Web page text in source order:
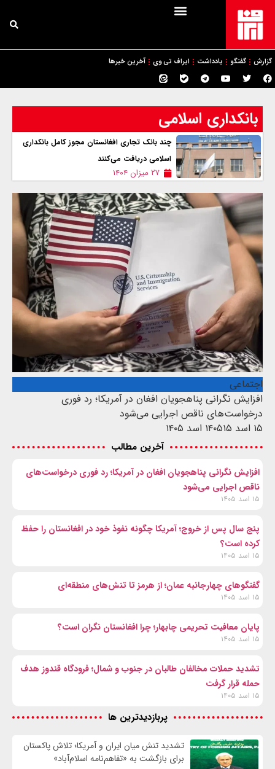
گزارش گفتگو یادداشت ایراف تی وی آخرین خبرها
بانکداری اسلامی
چند بانک تجاری افغانستان مجوز کامل بانکداری
اسلامی دریافت می‌کنند
۲۷ میزان ۱۴۰۴
اجتماعی
افزایش نگرانی پناهجویان افغان در آمریکا؛ رد فوری
درخواست‌های ناقص اجرایی می‌شود
۱۵ اسد ۱۴۰۵
۱۵ اسد ۱۴۰۵
آخرین مطالب
افزایش نگرانی پناهجویان افغان در آمریکا؛ رد فوری درخواست‌های
ناقص اجرایی می‌شود
۱۵ اسد ۱۴۰۵
پنج سال پس از خروج؛ آمریکا چگونه نفوذ خود در افغانستان را حفظ
کرده است؟
۱۵ اسد ۱۴۰۵
گفتگوهای چهارجانبه عمان؛ از هرمز تا تنش‌های منطقه‌ای
۱۵ اسد ۱۴۰۵
پایان معافیت تحریمی‌ چابهار؛ چرا افغانستان نگران است؟
۱۵ اسد ۱۴۰۵
تشدید حملات مخالفان طالبان در جنوب و شمال؛ فرودگاه قندوز هدف
حمله قرار گرفت
۱۵ اسد ۱۴۰۵
پربازدیدترین ها
تشدید تنش میان ایران و آمریکا؛ تلاش پاکستان
برای بازگشت به «تفاهم‌نامه اسلام‌آباد»